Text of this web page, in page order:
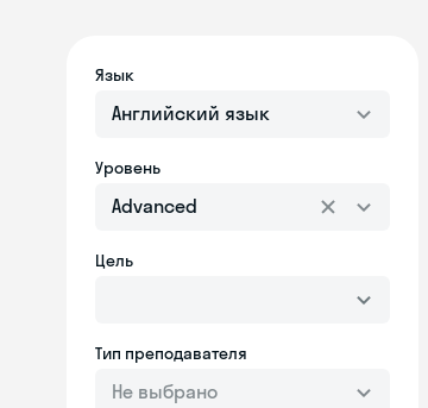
Язык
Английский язык
Уровень
Advanced
Цель
Тип преподавателя
Не выбрано